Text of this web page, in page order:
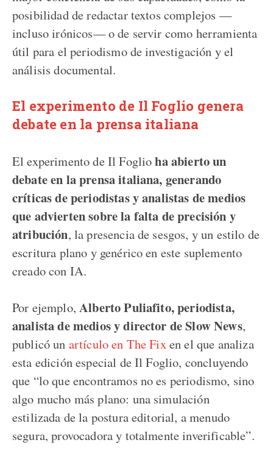
posibilidad de redactar textos complejos —
incluso irónicos— o de servir como herramienta
útil para el periodismo de investigación y el
análisis documental.
El experimento de Il Foglio genera
debate en la prensa italiana
El experimento de Il Foglioha abierto un
debate en la prensa italiana, generando
críticas de periodistas y analistas de medios
que advierten sobre la falta de precisión y
atribución, la presencia de sesgos, y un estilo de
escritura plano y genérico en este suplemento
creado con IA.
Por ejemplo, Alberto Puliafito, periodista,
analista de medios y director de Slow News,
publicó un artículo en The Fix en el que analiza
esta edición especial de Il Foglio, concluyendo
que “lo que encontramos no es periodismo, sino
algo mucho más plano: una simulación
estilizada de la postura editorial, a menudo
segura, provocadora y totalmente inverificable”.